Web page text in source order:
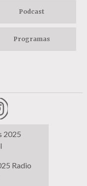
Podcast
Programas
2025
Radio